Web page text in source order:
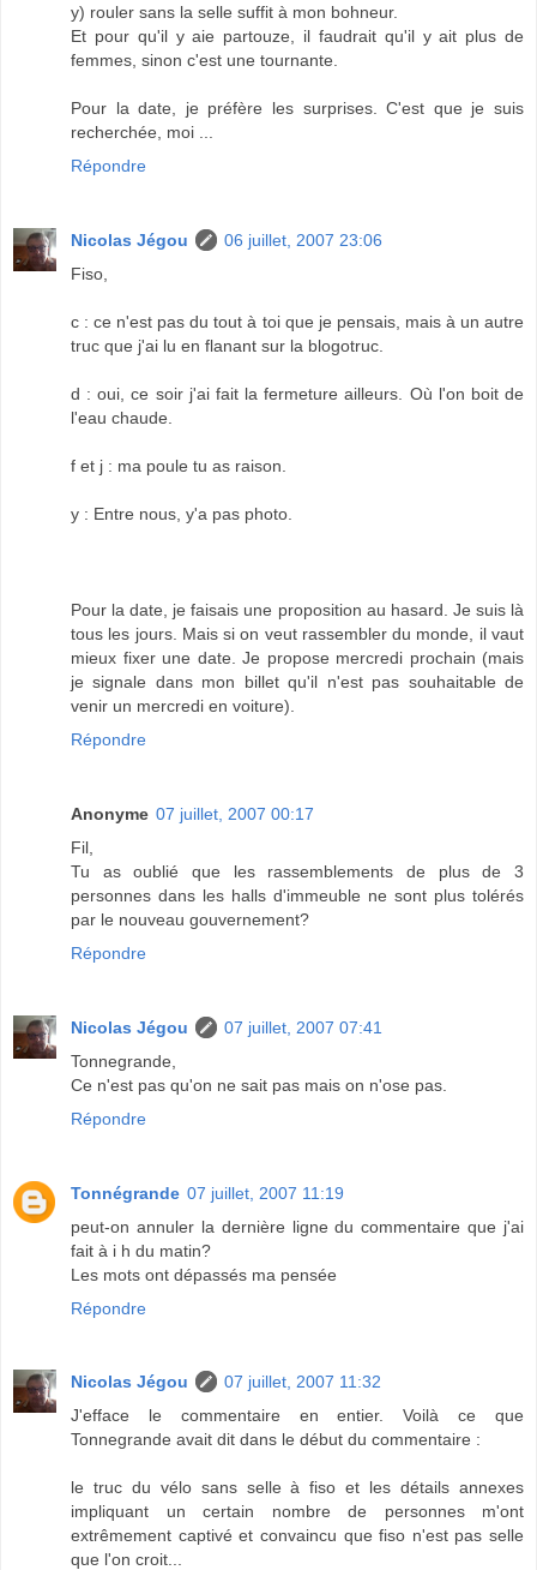
y) rouler sans la selle suffit à mon bohneur.
Et pour qu'il y aie partouze, il faudrait qu'il y ait plus de
femmes, sinon c'est une tournante.
Pour la date, je préfère les surprises. C'est que je suis
recherchée, moi ...
Répondre
Nicolas Jégou
06 juillet, 2007 23:06
Fiso,
c : ce n'est pas du tout à toi que je pensais, mais à un autre
truc que j'ai lu en flanant sur la blogotruc.
d : oui, ce soir j'ai fait la fermeture ailleurs. Où l'on boit de
l'eau chaude.
f et j : ma poule tu as raison.
y : Entre nous, y'a pas photo.
Pour la date, je faisais une proposition au hasard. Je suis là
tous les jours. Mais si on veut rassembler du monde, il vaut
mieux fixer une date. Je propose mercredi prochain (mais
je signale dans mon billet qu'il n'est pas souhaitable de
venir un mercredi en voiture).
Répondre
Anonyme 07 juillet, 2007 00:17
Fil,
Tu as oublié que les rassemblements de plus de 3
personnes dans les halls d'immeuble ne sont plus tolérés
par le nouveau gouvernement?
Répondre
Nicolas Jégou
07 juillet, 2007 07:41
Tonnegrande,
Ce n'est pas qu'on ne sait pas mais on n'ose pas.
Répondre
Tonnégrande 07 juillet, 2007 11:19
peut-on annuler la dernière ligne du commentaire que j'ai
fait à i h du matin?
Les mots ont dépassés ma pensée
Répondre
Nicolas Jégou
07 juillet, 2007 11:32
J'efface le commentaire en entier. Voilà ce que
Tonnegrande avait dit dans le début du commentaire :
le truc du vélo sans selle à fiso et les détails annexes
impliquant un certain nombre de personnes m'ont
extrêmement captivé et convaincu que fiso n'est pas selle
que l'on croit...